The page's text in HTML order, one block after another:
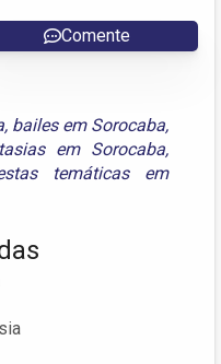
Comente
, bailes em Sorocaba,
em Sorocaba,
temáticas em